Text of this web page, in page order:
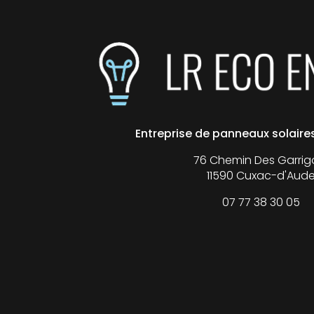
Entreprise de panneaux
76 Chemin Des
11590 Cuxac-
07 77 38 30 05